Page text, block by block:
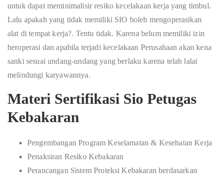
untuk dapat meminimalisir resiko kecelakaan kerja yang timbul.
Lalu apakah yang tidak memiliki SIO boleh mengoperasikan
alat di tempat kerja?. Tentu tidak. Karena belum memiliki izin
beroperasi dan apabila terjadi kecelakaan Perusahaan akan kena
sanki sesuai undang-undang yang berlaku karena telah lalai
melindungi karyawannya.
Materi Sertifikasi Sio Petugas
Kebakaran
Pengembangan Program Keselamatan & Kesehatan Kerja
Penaksiran Resiko Kebakaran
Perancangan Sistem Proteksi Kebakaran berdasarkan